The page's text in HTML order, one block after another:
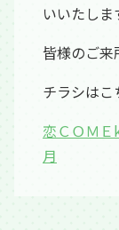
いいたしま
皆様のご来
チラシはこ
恋ＣＯＭ
月